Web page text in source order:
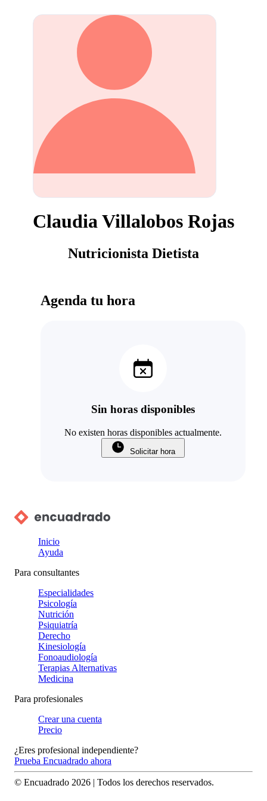
Claudia Villalobos Rojas
Nutricionista Dietista
Agenda tu hora
Sin horas disponibles
No existen horas disponibles actualmente.
Solicitar hora
Inicio
Ayuda
Para consultantes
Especialidades
Psicología
Nutrición
Psiquiatría
Derecho
Kinesiología
Fonoaudiología
Terapias Alternativas
Medicina
Para profesionales
Crear una cuenta
Precio
¿Eres profesional independiente?
Prueba Encuadrado ahora
© Encuadrado 2026 | Todos los derechos reservados.